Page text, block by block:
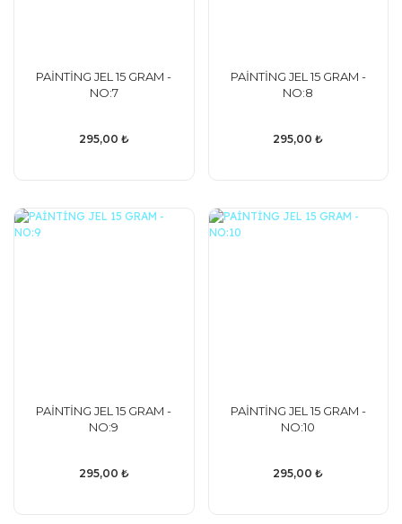
PAİNTİNG JEL 15 GRAM -
NO:7
295,00 ₺
PAİNTİNG JEL 15 GRAM -
NO:8
295,00 ₺
PAİNTİNG JEL 15 GRAM -
NO:9
295,00 ₺
PAİNTİNG JEL 15 GRAM -
NO:10
295,00 ₺